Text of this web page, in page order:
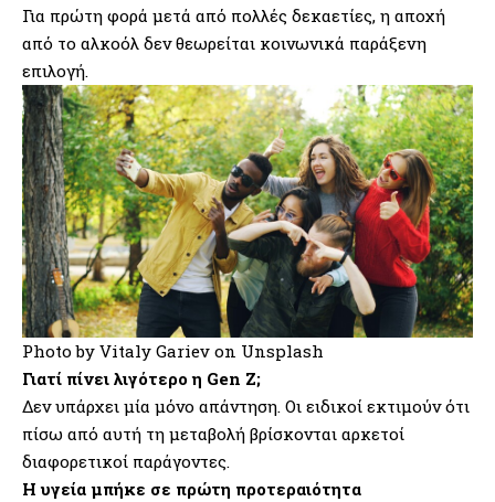
Για πρώτη φορά μετά από πολλές δεκαετίες, η αποχή
από το αλκοόλ δεν θεωρείται κοινωνικά παράξενη
επιλογή.
Photo by Vitaly Gariev on Unsplash
Γιατί πίνει λιγότερο η Gen Z;
Δεν υπάρχει μία μόνο απάντηση. Οι ειδικοί εκτιμούν ότι
πίσω από αυτή τη μεταβολή βρίσκονται αρκετοί
διαφορετικοί παράγοντες.
Η υγεία μπήκε σε πρώτη προτεραιότητα